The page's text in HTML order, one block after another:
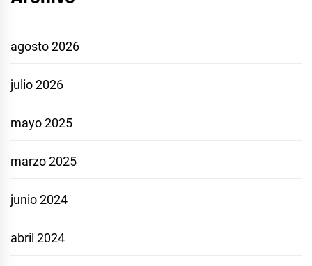
agosto 2026
julio 2026
mayo 2025
marzo 2025
junio 2024
abril 2024